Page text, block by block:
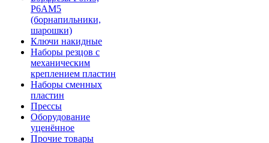
Р6АМ5
(борнапильники,
шарошки)
Ключи накидные
Наборы резцов с
механическим
креплением пластин
Наборы сменных
пластин
Прессы
Оборудование
уценённое
Прочие товары